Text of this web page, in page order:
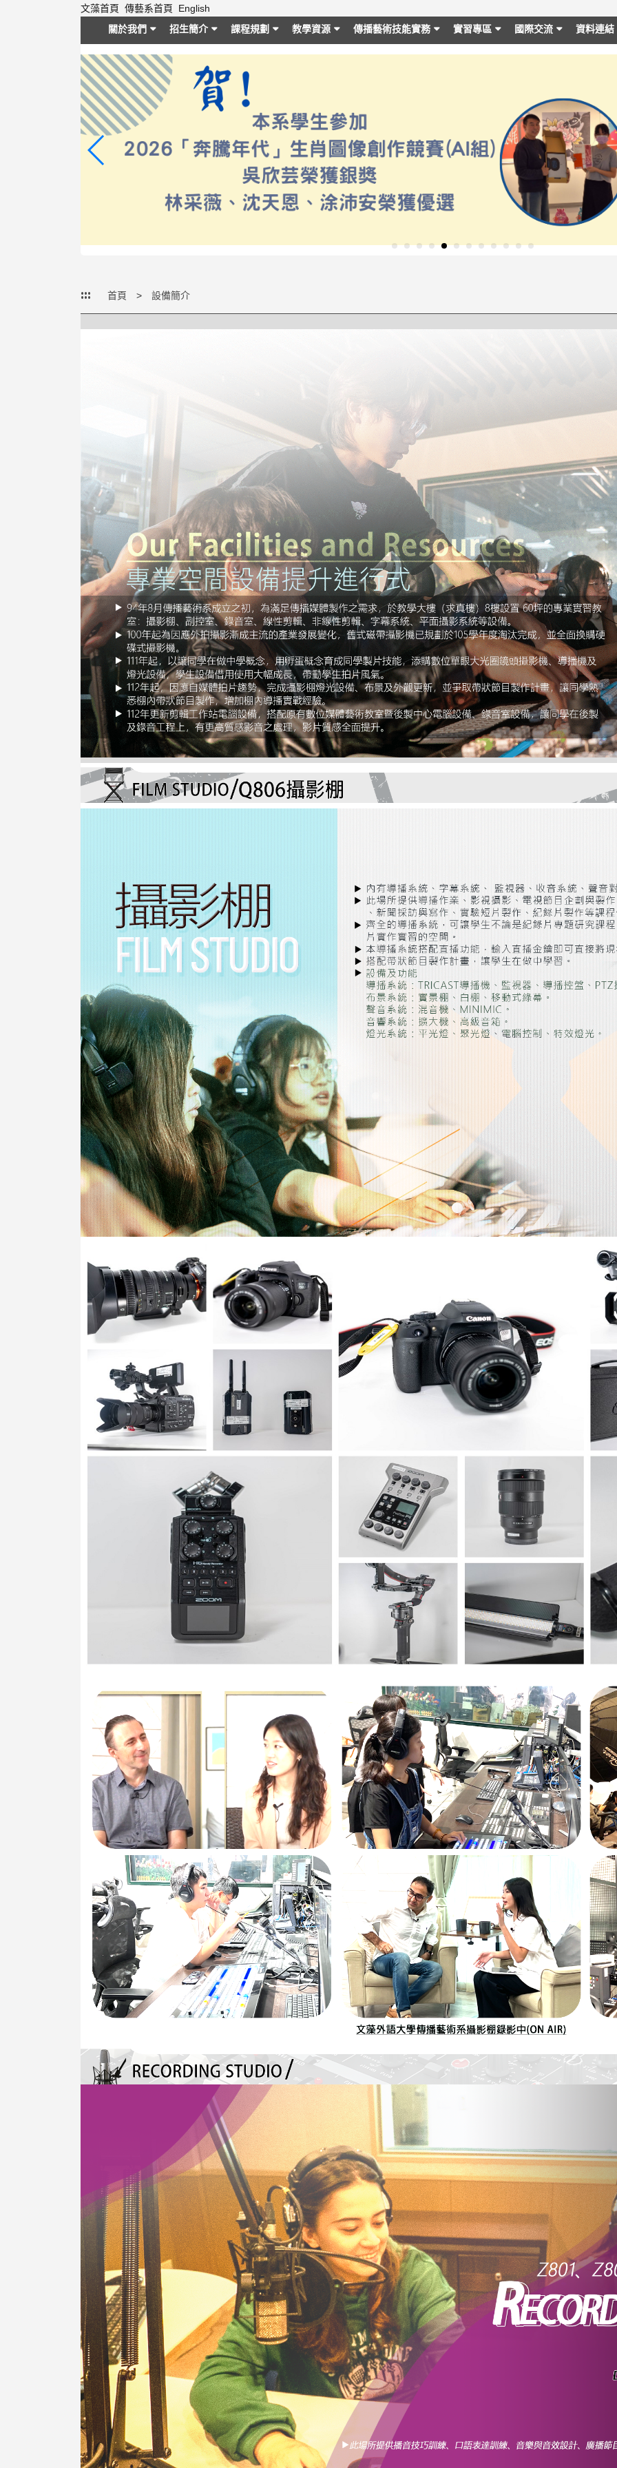
文藻首頁 傳藝系首頁
English
關於我們
招生簡介 課程規劃 教學資源 傳播藝術技能實務 實習專區 國際交流 資料連結
::: 首頁 設備簡介